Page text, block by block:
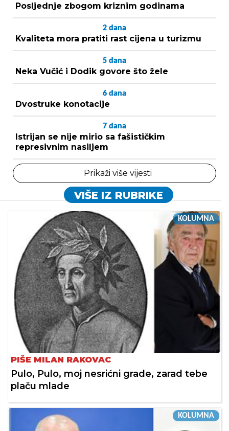
Posljednje zbogom kriznim godinama
2 dana
Kvaliteta mora pratiti rast cijena u turizmu
5 dana
Neka Vučić i Dodik govore što žele
6 dana
Dvostruke konotacije
7 dana
Istrijan se nije mirio sa fašističkim
represivnim nasiljem
Prikaži više vijesti
VIŠE IZ RUBRIKE
KOLUMNA
PIŠE MILAN RAKOVAC
Pulo, Pulo, moj nesrićni grade, zarad tebe
plaču mlade
KOLUMNA